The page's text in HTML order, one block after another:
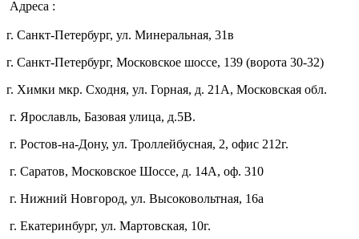
Адреса :
г. Санкт-Петербург, ул. Минеральная, 31в
г. Санкт-Петербург, Московское шоссе, 139 (ворота 30-32)
г. Химки мкр. Сходня, ул. Горная, д. 21А, Московская обл.
г. Ярославль, Базовая улица, д.5В.
г. Ростов-на-Дону, ул. Троллейбусная, 2, офис 212г.
г. Саратов, Московское Шоссе, д. 14А, оф. 310
г. Нижний Новгород, ул. Высоковольтная, 16а
г. Екатеринбург, ул. Мартовская, 10г.